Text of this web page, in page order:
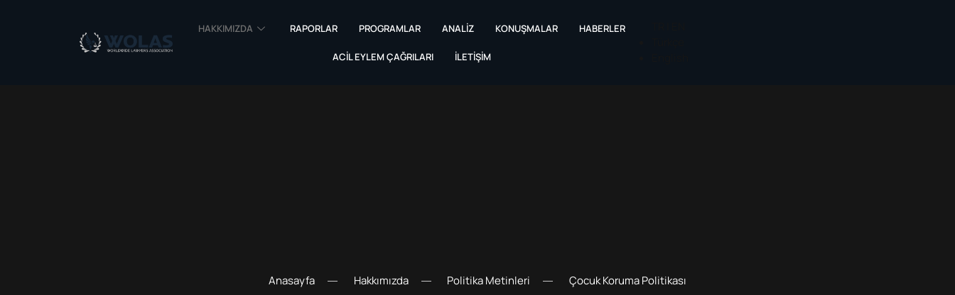
HAKKIMIZDA RAPORLAR PROGRAMLAR ANALIZ KONUŞMALAR HABERLER
ACIL EYLEM ÇAĞRILARI İLETIŞIM
Anasayfa Hakkımızda Politika Metinleri Çocuk Koruma Politikası